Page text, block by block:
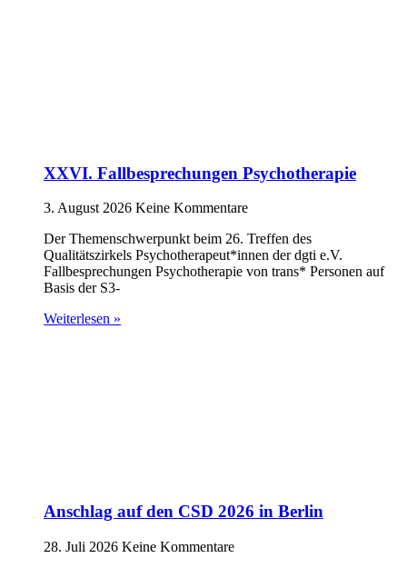
XXVI. Fallbesprechungen Psychotherapie
3. August 2026 Keine Kommentare
Der Themenschwerpunkt beim 26. Treffen des
Qualitätszirkels Psychotherapeut*innen der dgti e.V.
Fallbesprechungen Psychotherapie von trans* Personen auf
Basis der S3-
Weiterlesen »
Anschlag auf den CSD 2026 in Berlin
28. Juli 2026 Keine Kommentare